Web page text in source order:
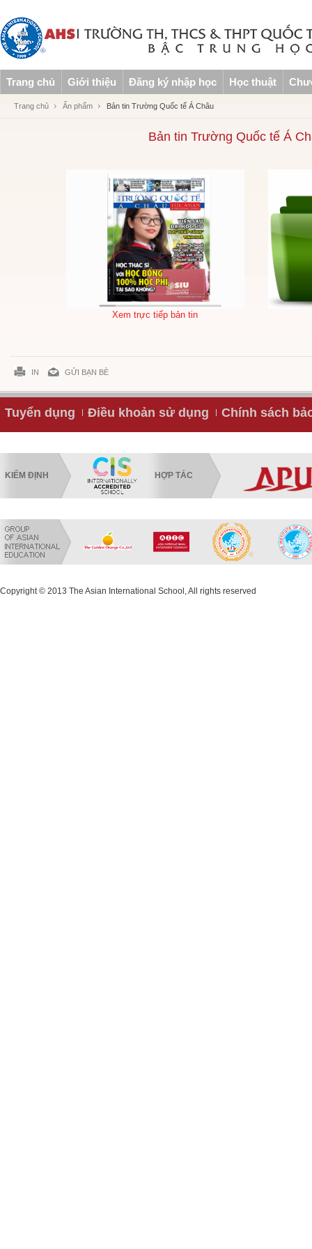
Trang chủ Giới thiệu Đăng ký nhập học Học thuật
Trang chủ Ấn phẩm Bản tin Trường Quốc tế Á Châu
Bản tin Trường Quốc tế Á
Xem trực tiếp bản tin
IN GỬI BẠN BÈ
Tuyển dụng Điều khoản sử dụng Chính sách
KIỂM ĐỊNH HỢP TÁC
Copyright © 2013 The Asian International School, All rights reserved